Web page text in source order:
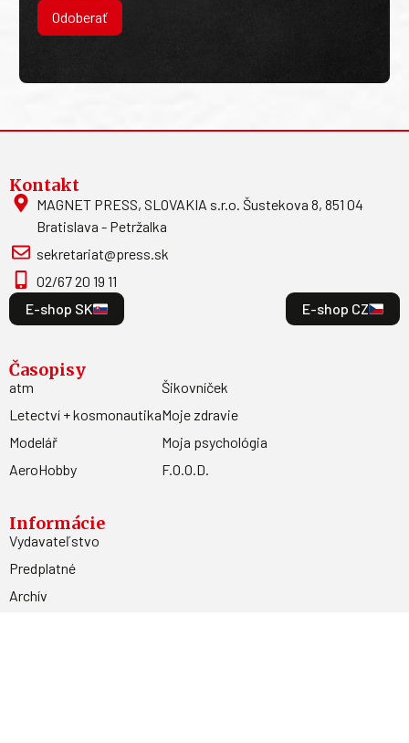
Odoberať
Kontakt
MAGNET PRESS, SLOVAKIA s.r.o. Šustekova 8, 851 04
Bratislava - Petržalka
sekretariat@press.sk
02/67 20 19 11
E-shop SK
E-shop CZ
Časopisy
atm
Letectví + kosmonautika
Modelář
AeroHobby
Šikovníček
Moje zdravie
Moja psychológia
F.O.O.D.
Informácie
Vydavateľstvo
Predplatné
Archív